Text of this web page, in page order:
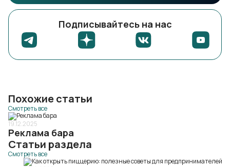
Подписывайтесь на нас
Похожие статьи
Смотреть все
19.12.2025
Реклама бара
Статьи раздела
Смотреть все